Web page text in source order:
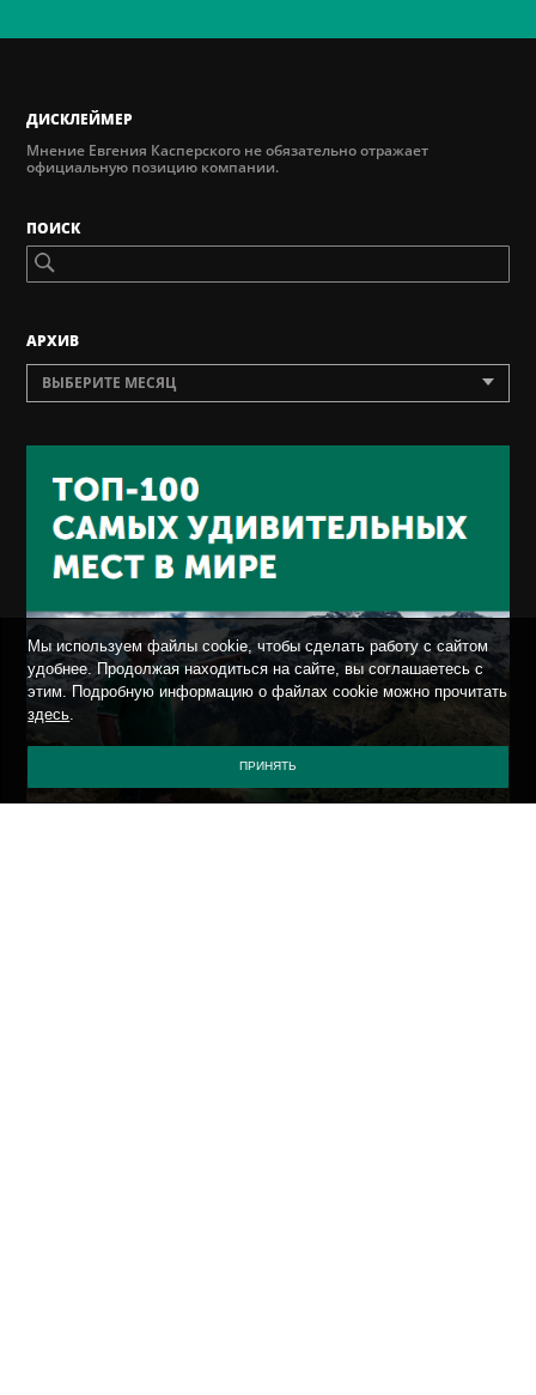
ДИСКЛЕЙМЕР
Мнение Евгения Касперского не обязательно отражает
официальную позицию компании.
ПОИСК
AРХИВ
ВЫБЕРИТЕ МЕСЯЦ
Мы используем файлы cookie, чтобы сделать работу с сайтом
удобнее. Продолжая находиться на сайте, вы соглашаетесь с
этим. Подробную информацию о файлах cookie можно прочитать
здесь.
ПРИНЯТЬ